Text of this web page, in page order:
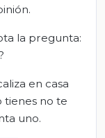
la pregunta:
en casa
tienes no te
uno.